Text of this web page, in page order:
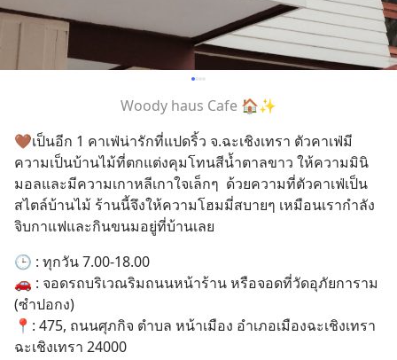
Woody haus Cafe 🏠✨
🤎เป็นอีก 1 คาเฟ่น่ารักที่แปดริ้ว จ.ฉะเชิงเทรา ตัวคาเฟ่มี
ความเป็นบ้านไม้ที่ตกแต่งคุมโทนสีน้ำตาลขาว ให้ความมินิ
มอลและมีความเกาหลีเกาใจเล็กๆ  ด้วยความที่ตัวคาเฟ่เป็น
สไตล์บ้านไม้ ร้านนี้จึงให้ความโฮมมี่สบายๆ เหมือนเรากำลัง
จิบกาแฟและกินขนมอยู่ที่บ้านเลย
🕒 : ทุกวัน 7.00-18.00
🚗 : จอดรถบริเวณริมถนนหน้าร้าน หรือจอดที่วัดอุภัยการาม
(ซำปอกง)
📍: 475, ถนนศุภกิจ ตำบล หน้าเมือง อำเภอเมืองฉะเชิงเทรา
ฉะเชิงเทรา 24000